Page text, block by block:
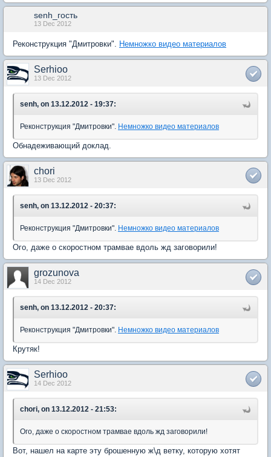
senh_гость
13 Dec 2012
Реконструкция "Дмитровки". Немножко видео материалов
Serhioo
13 Dec 2012
senh, on 13.12.2012 - 19:37:
Реконструкция "Дмитровки". Немножко видео материалов
Обнадеживающий доклад.
chori
13 Dec 2012
senh, on 13.12.2012 - 20:37:
Реконструкция "Дмитровки". Немножко видео материалов
Ого, даже о скоростном трамвае вдоль жд заговорили!
grozunova
14 Dec 2012
senh, on 13.12.2012 - 20:37:
Реконструкция "Дмитровки". Немножко видео материалов
Крутяк!
Serhioo
14 Dec 2012
chori, on 13.12.2012 - 21:53:
Ого, даже о скоростном трамвае вдоль жд заговорили!
Вот, нашел на карте эту брошенную ж\д ветку, которую хотят